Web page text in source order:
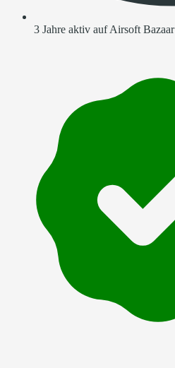
3 Jahre aktiv auf Airsoft Bazaar